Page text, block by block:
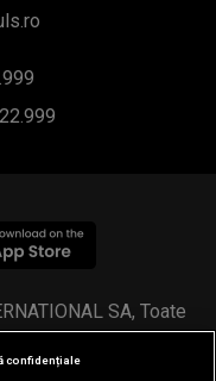
SA, Toate
confidențiale